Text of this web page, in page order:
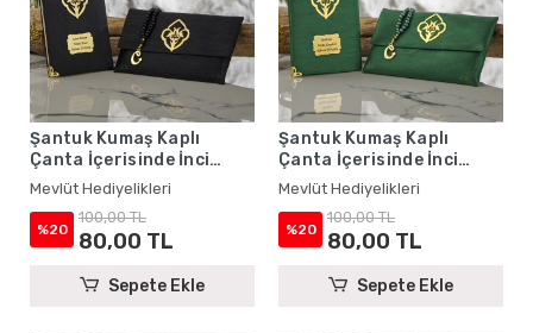
Şantuk Kumaş Kaplı
Çanta İçerisinde İnci
Tesbihli Siyah Renkli
Şantuk Yasin Kitabı Seti -
Mevlüt Hediyelikleri
Mevlüt Hediyelikleri
%20
100,00 TL
80,00 TL
Sepete Ekle
Şantuk Kumaş Kaplı
Çanta İçerisinde İnci
Tesbihli Zümrüt Renkli
Şantuk Yasin Kitabı Seti -
Mevlüt Hediyelikleri
Mevlüt Hediyelikleri
%20
100,00 TL
80,00 TL
Sepete Ekle